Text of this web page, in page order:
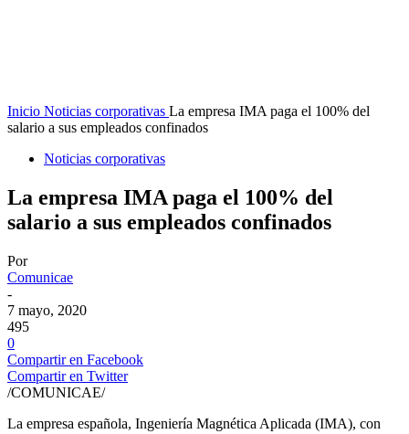
Inicio Noticias corporativas La empresa IMA paga el 100% del
salario a sus empleados confinados
Noticias corporativas
La empresa IMA paga el 100% del
salario a sus empleados confinados
Por
Comunicae
-
7 mayo, 2020
495
0
Compartir en Facebook
Compartir en Twitter
/COMUNICAE/
La empresa española, Ingeniería Magnética Aplicada (IMA), con